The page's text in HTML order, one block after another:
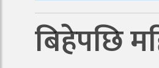
बिहेपछि